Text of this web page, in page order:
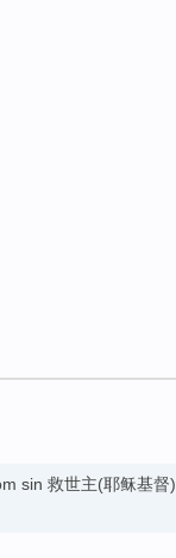
sin 救世主(耶稣基督)